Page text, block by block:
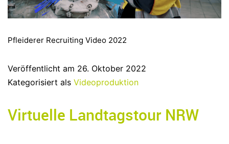
Pfleiderer Recruiting Video 2022
Veröffentlicht am 26. Oktober 2022
Kategorisiert als Videoproduktion
Virtuelle Landtagstour NRW